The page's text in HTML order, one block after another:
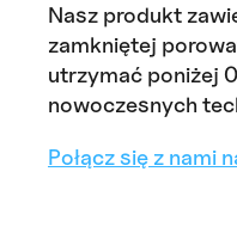
Nasz produkt
zamkniętej
utrzymać poniżej
nowoczesnych
Połącz się z nami